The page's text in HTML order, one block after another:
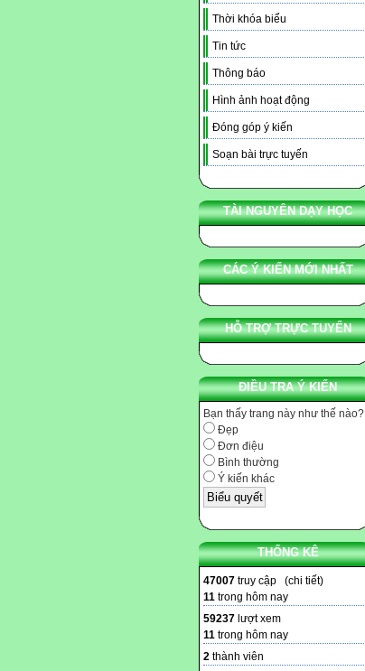
Thời khóa biểu
Tin tức
Thông báo
Hình ảnh hoạt động
Đóng góp ý kiến
Soạn bài trực tuyến
TÀI NGUYÊN DẠY HỌC
CÁC Ý KIẾN MỚI NHẤT
HỖ TRỢ TRỰC TUYẾN
ĐIỀU TRA Ý KIẾN
Bạn thấy trang này như thế nào?
Đẹp
Đơn điệu
Bình thường
Ý kiến khác
THỐNG KÊ
47007 truy cập (chi tiết)
11 trong hôm nay
59237 lượt xem
11 trong hôm nay
2 thành viên